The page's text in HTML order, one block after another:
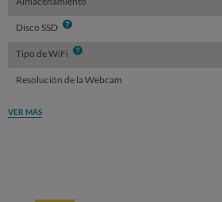
Disco SSD Info
Tipo de WiFi Info
Resolución de la Webcam
VER MÁS